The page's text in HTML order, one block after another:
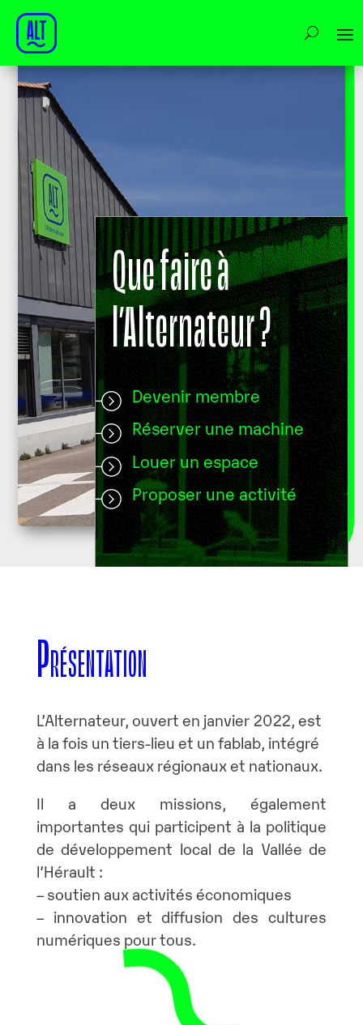
Que faire à
l’Alternateur ?
Devenir membre
Réserver une machine
Louer un espace
Proposer une activité
Présentation
L’Alternateur, ouvert en janvier 2022, est
à la fois un tiers-lieu et un fablab, intégré
dans les réseaux régionaux et nationaux.
Il a deux missions, également
importantes qui participent à la politique
de développement local de la Vallée de
l’Hérault :
– soutien aux activités économiques
– innovation et diffusion des cultures
numériques pour tous.